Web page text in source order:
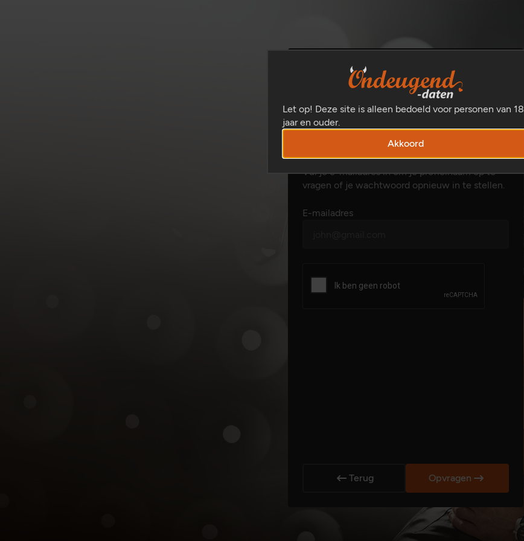
Profielnaam en/of wachtwoord
vergeten?
Vul je e-mailadres in om je profielnaam op te
vragen of je wachtwoord opnieuw in te stellen.
E-mailadres
Terug Opvragen
Let op! Deze site is alleen bedoeld voor personen van 18
jaar en ouder.
Akkoord